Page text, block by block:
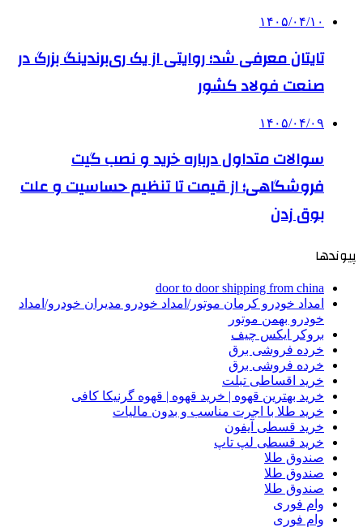
۱۴۰۵/۰۴/۱۰
تایتان معرفی شد؛ روایتی از یک ری‌برندینگ بزرگ در
صنعت فولاد کشور
۱۴۰۵/۰۴/۰۹
سوالات متداول درباره خرید و نصب گیت
فروشگاهی؛ از قیمت تا تنظیم حساسیت و علت
بوق زدن
پیوندها
door to door shipping from china
امداد خودرو کرمان موتور/امداد خودرو مدیران خودرو/امداد
خودرو بهمن موتور
بروکر ایکس چیف
خرده فروشی برق
خرده فروشی برق
خرید اقساطی تبلت
خرید بهترین قهوه | خرید قهوه | قهوه گرنیکا کافی
خرید طلا با اجرت مناسب و بدون مالیات
خرید قسطی آیفون
خرید قسطی لپ تاپ
صندوق طلا
صندوق طلا
صندوق طلا
وام فوری
وام فوری